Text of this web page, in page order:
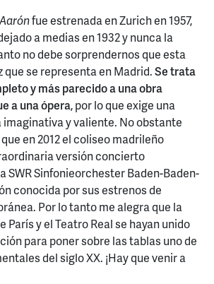
fue estrenada en Zurich en 1957,
a medias en 1932 y nunca la
no debe sorprendernos que esta
que se representa en Madrid.Se trata
y más parecido a una obra
a una ópera, por lo que exige una
imaginativa y valiente. No obstante
en 2012 el coliseo madrileño
versión concierto
SWR Sinfonieorchester Baden-Baden-
conocida por sus estrenos de
Por lo tanto me alegra que la
París y el Teatro Real se hayan unido
para poner sobre las tablas uno de
del siglo XX. ¡Hay que venir a